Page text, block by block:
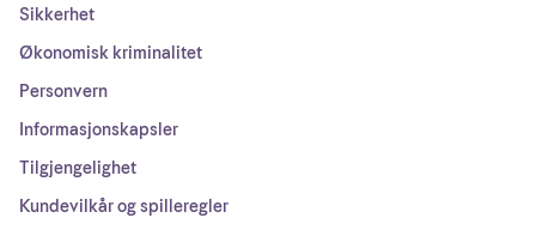
Sikkerhet
Økonomisk kriminalitet
Personvern
Informasjonskapsler
Tilgjengelighet
Kundevilkår og spilleregler